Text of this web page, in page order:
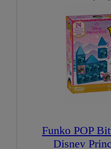
Funko POP
Disney